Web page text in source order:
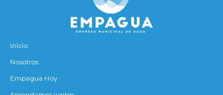
Inicio
Nosotros
Empagua Hoy